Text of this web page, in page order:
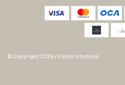
© Copyright 2026 / Fabrica Italiana